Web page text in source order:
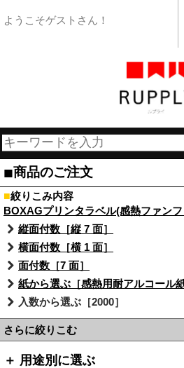
ようこそゲストさん！
■商品のご注文
■絞りこみ内容
BOXAGプリンタラベル(感熱ファン
縦面付数［縦 7 面］
横面付数［横 1 面］
面付数［7 面］
紙から選ぶ［感熱用耐アルコール紙
入数から選ぶ［2000］
さらに絞りこむ
＋ 用途別に選ぶ